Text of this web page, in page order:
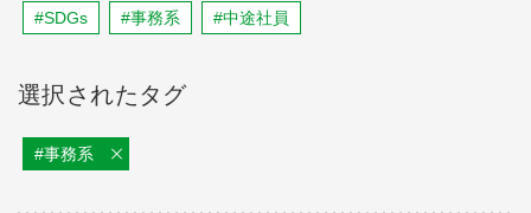
#SDGs #事務系 #中途社員
選択されたタグ
#事務系